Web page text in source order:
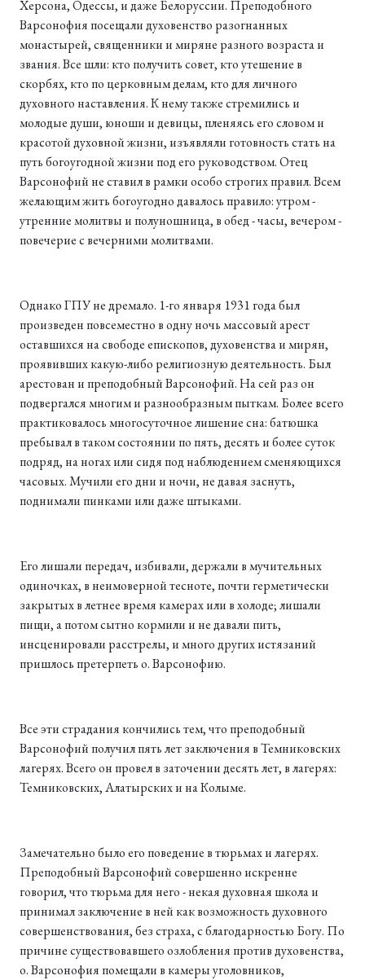
Херсона, Одессы, и даже Белоруссии. Преподобного
Варсонофия посещали духовенство разогнанных
монастырей, священники и миряне разного возраста и
звания. Все шли: кто получить совет, кто утешение в
скорбях, кто по церковным делам, кто для личного
духовного наставления. К нему также стремились и
молодые души, юноши и девицы, пленяясь его словом и
красотой духовной жизни, изъявляли готовность стать на
путь богоугодной жизни под его руководством. Отец
Варсонофий не ставил в рамки особо строгих правил. Всем
желающим жить богоугодно давалось правило: утром -
утренние молитвы и полуношница, в обед - часы, вечером -
повечерие с вечерними молитвами.
Однако ГПУ не дремало. 1-го января 1931 года был
произведен повсеместно в одну ночь массовый арест
оставшихся на свободе епископов, духовенства и мирян,
проявивших какую-либо религиозную дея­тельность. Был
арестован и преподобный Варсонофий. На сей раз он
подвергался многим и разнообразным пыткам. Более всего
практиковалось многосуточное лишение сна: батюшка
пребывал в таком состоянии по пять, десять и более суток
подряд, на ногах или сидя под наблюдением сменяющихся
часовых. Мучили его дни и ночи, не давая заснуть,
поднимали пинками или даже штыками.
Его лишали передач, избивали, держали в мучительных
одиночках, в неимоверной тесноте, почти герметически
закрытых в летнее время камерах или в холоде; лишали
пищи, а потом сытно кормили и не давали пить,
инсценировали расстрелы, и много других истязаний
пришлось претерпеть о. Варсонофию.
Все эти страдания кончились тем, что преподобный
Варсонофий получил пять лет заключения в Темниковских
лагерях. Всего он провел в заточении десять лет, в лагерях:
Темниковских, Алатырских и на Колыме.
Замечательно было его поведение в тюрьмах и лагерях.
Преподобный Варсонофий совершенно искренне
говорил, что тюрьма для него - некая духовная школа и
принимал заключение в ней как возможность духовного
совершенствования, без страха, с благодарностью Богу. По
причине существовавшего озлобления против духовенства,
о. Варсонофия помещали в камеры уголовников,